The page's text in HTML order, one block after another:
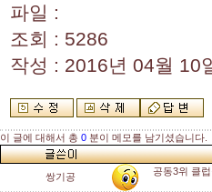
파일 :
조회 : 5286
작성 : 2016년 04월 10
이 글에 대해서 총 0 분이 메모를 남기셨습니다.
쌍기공 공동3위 클